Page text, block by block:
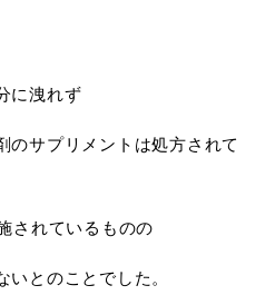
に洩れず
のサプリメントは処方されて
されているものの
いとのことでした。